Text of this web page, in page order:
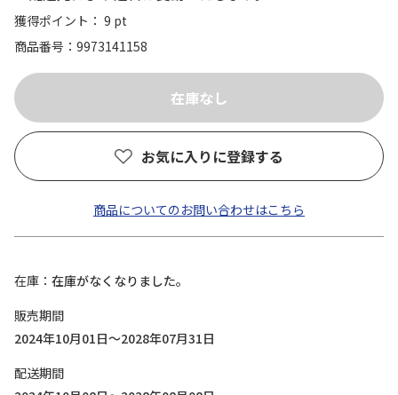
獲得ポイント： 9 pt
商品番号
9973141158
お気に入りに登録する
商品についてのお問い合わせはこちら
在庫
在庫がなくなりました。
販売期間
2024年10月01日～2028年07月31日
配送期間